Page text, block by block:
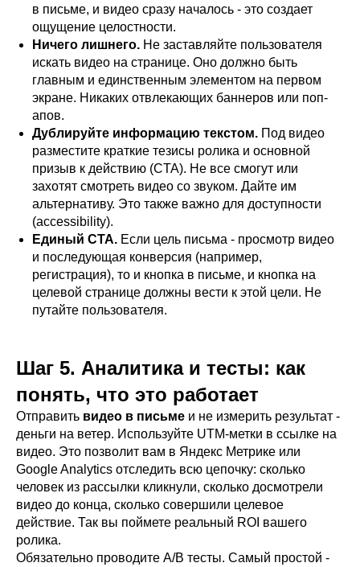
в письме, и видео сразу началось - это создает
ощущение целостности.
Ничего лишнего. Не заставляйте пользователя
искать видео на странице. Оно должно быть
главным и единственным элементом на первом
экране. Никаких отвлекающих баннеров или поп-
апов.
Дублируйте информацию текстом. Под видео
разместите краткие тезисы ролика и основной
призыв к действию (CTA). Не все смогут или
захотят смотреть видео со звуком. Дайте им
альтернативу. Это также важно для доступности
(accessibility).
Единый CTA. Если цель письма - просмотр видео
и последующая конверсия (например,
регистрация), то и кнопка в письме, и кнопка на
целевой странице должны вести к этой цели. Не
путайте пользователя.
Шаг 5. Аналитика и тесты: как
понять, что это работает
Отправить видео в письме и не измерить результат -
деньги на ветер. Используйте UTM-метки в ссылке на
видео. Это позволит вам в Яндекс Метрике или
Google Analytics отследить всю цепочку: сколько
человек из рассылки кликнули, сколько досмотрели
видео до конца, сколько совершили целевое
действие. Так вы поймете реальный ROI вашего
ролика.
Обязательно проводите A/B тесты. Самый простой -